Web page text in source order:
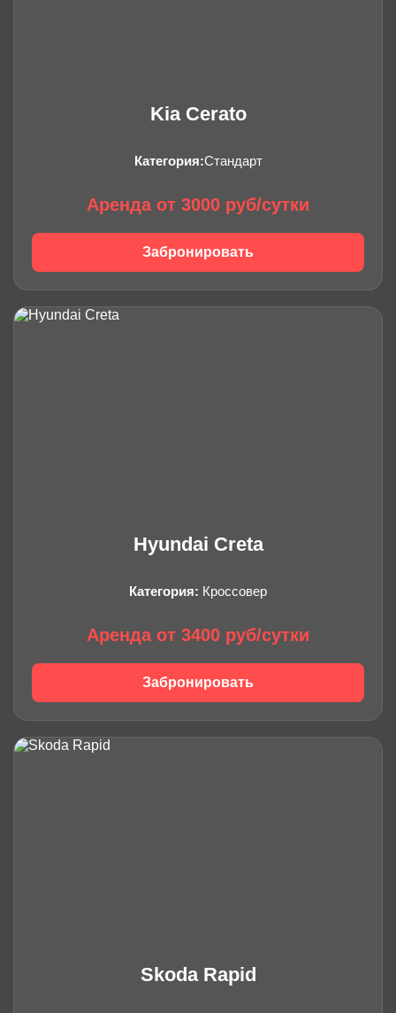
Kia Cerato
Категория:Стандарт
Аренда от 3000 руб/сутки
Забронировать
Hyundai Creta
Категория: Кроссовер
Аренда от 3400 руб/сутки
Забронировать
Skoda Rapid